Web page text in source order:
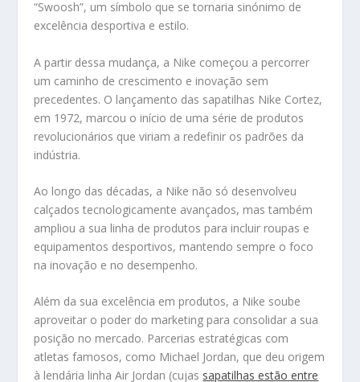
“Swoosh”, um símbolo que se tornaria sinónimo de
excelência desportiva e estilo.
A partir dessa mudança, a Nike começou a percorrer
um caminho de crescimento e inovação sem
precedentes. O lançamento das sapatilhas Nike Cortez,
em 1972, marcou o início de uma série de produtos
revolucionários que viriam a redefinir os padrões da
indústria.
Ao longo das décadas, a Nike não só desenvolveu
calçados tecnologicamente avançados, mas também
ampliou a sua linha de produtos para incluir roupas e
equipamentos desportivos, mantendo sempre o foco
na inovação e no desempenho.
Além da sua excelência em produtos, a Nike soube
aproveitar o poder do marketing para consolidar a sua
posição no mercado. Parcerias estratégicas com
atletas famosos, como Michael Jordan, que deu origem
à lendária linha Air Jordan (cujas sapatilhas estão entre